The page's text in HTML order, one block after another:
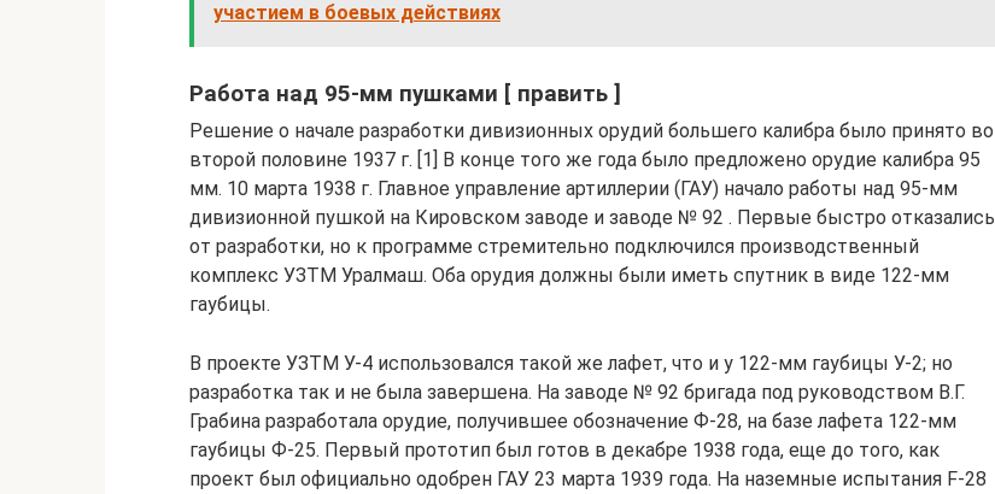
участием в боевых действиях
Работа над 95-мм пушками [ править ]
Решение о начале разработки дивизионных орудий большего калибра было принято во
второй половине 1937 г. [1] В конце того же года было предложено орудие калибра 95
мм. 10 марта 1938 г. Главное управление артиллерии (ГАУ) начало работы над 95-мм
дивизионной пушкой на Кировском заводе и заводе № 92 . Первые быстро отказались
от разработки, но к программе стремительно подключился производственный
комплекс УЗТМ Уралмаш. Оба орудия должны были иметь спутник в виде 122-мм
гаубицы.
В проекте УЗТМ У-4 использовался такой же лафет, что и у 122-мм гаубицы У-2; но
разработка так и не была завершена. На заводе № 92 бригада под руководством В.Г.
Грабина разработала орудие, получившее обозначение Ф-28, на базе лафета 122-мм
гаубицы Ф-25. Первый прототип был готов в декабре 1938 года, еще до того, как
проект был официально одобрен ГАУ 23 марта 1939 года. На наземные испытания F-28